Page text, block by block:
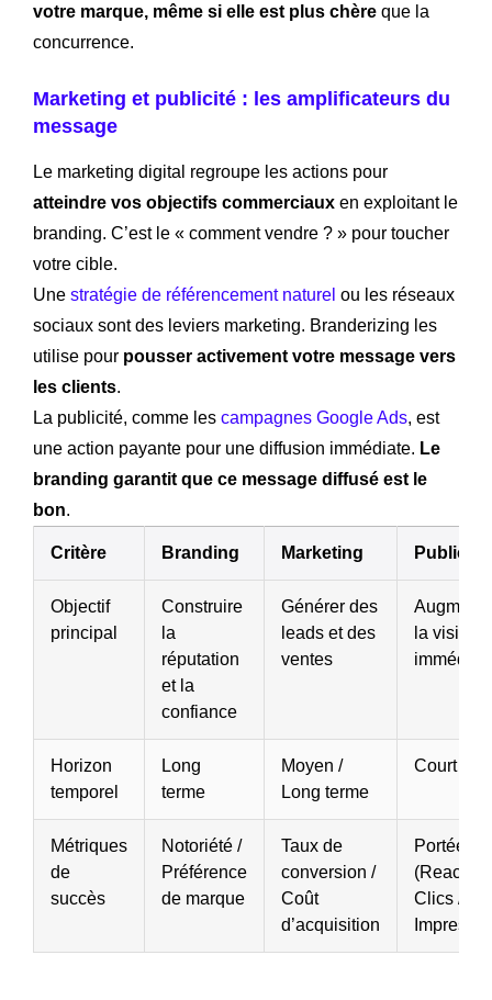
votre marque, même si elle est plus chère que la
concurrence.
Marketing et publicité : les amplificateurs du
message
Le marketing digital regroupe les actions pour
atteindre vos objectifs commerciaux en exploitant le
branding. C’est le « comment vendre ? » pour toucher
votre cible.
Une stratégie de référencement naturel ou les réseaux
sociaux sont des leviers marketing. Branderizing les
utilise pour pousser activement votre message vers
les clients.
La publicité, comme les campagnes Google Ads, est
une action payante pour une diffusion immédiate. Le
branding garantit que ce message diffusé est le
bon.
Critère Branding Marketing Publicité
Objectif
principal
Construire
la
réputation
et la
confiance
Générer des
leads et des
ventes
la
Horizon
temporel
Long
terme
Moyen /
Long terme
Court
Métriques
de
succès
Notoriété /
Préférence
de marque
Taux de
conversion /
Coût
d’acquisition
Portée
(Reach) /
Clics /